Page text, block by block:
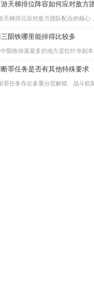
天梯排位阵容如何应对敌方
陨铁哪里能掉得比较多
罪任务是否有其他特殊要求